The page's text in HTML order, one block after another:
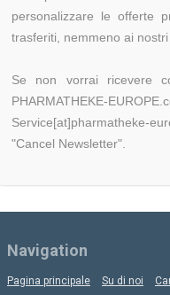
personalizzare le offerte
trasferiti, nemmeno ai nostri
Se non vorrai ricevere
PHARMATHEKE-
"Cancel Newsletter".
Navigation
Pagina principale Su di noi